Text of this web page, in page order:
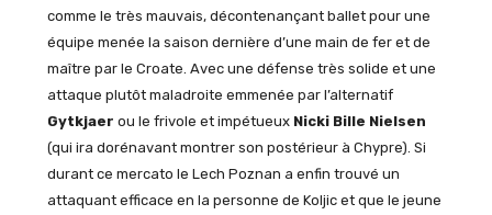
comme le très mauvais, décontenançant ballet pour une
équipe menée la saison dernière d’une main de fer et de
maître par le Croate. Avec une défense très solide et une
attaque plutôt maladroite emmenée par l’alternatif
Gytkjaer ou le frivole et impétueuxNicki Bille Nielsen
(qui ira dorénavant montrer son postérieur à Chypre). Si
durant ce mercato le Lech Poznan a enfin trouvé un
attaquant efficace en la personne de Koljic et que le jeune